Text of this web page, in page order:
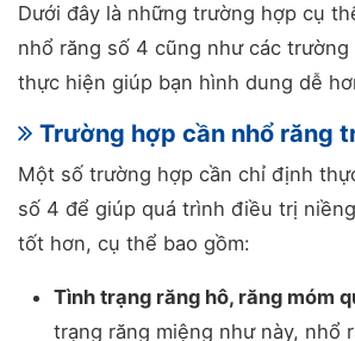
Dưới đây là những trường hợp cụ
nhổ răng số 4 cũng như các trường
thực hiện giúp bạn hình dung dễ
Trường hợp cần nhổ răng
Một số trường hợp cần chỉ định
số 4 để giúp quá trình điều trị
tốt hơn, cụ thể bao gồm:
Tình trạng răng hô, răng móm
trạng răng miệng như này, nhổ